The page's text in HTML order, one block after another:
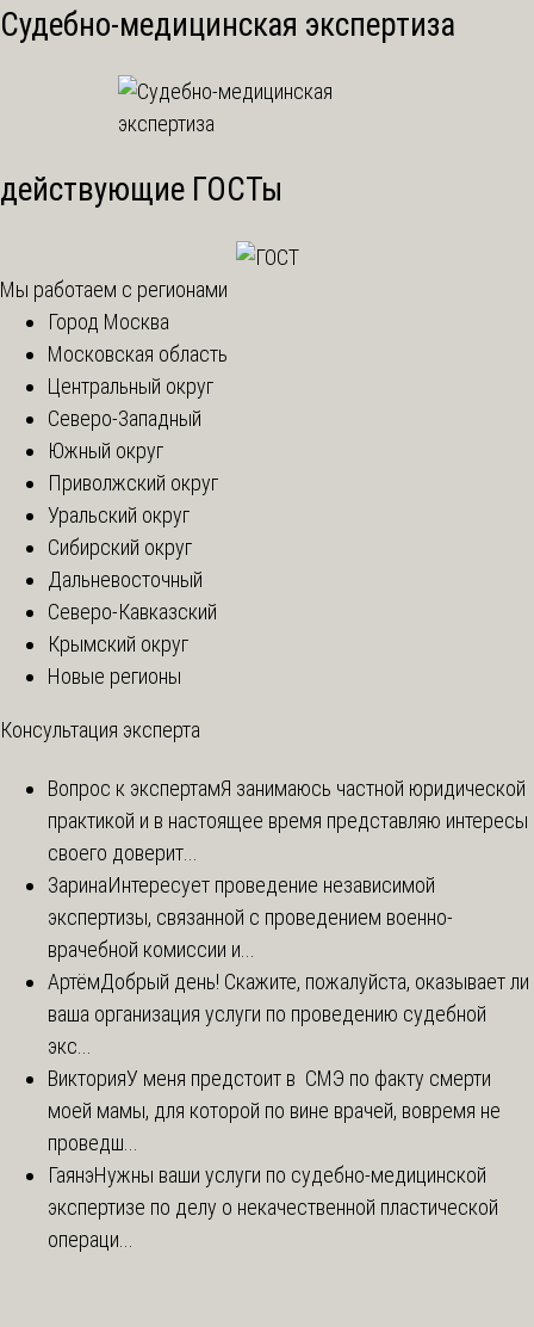
Судебно-медицинская экспертиза
действующие ГОСТы
Мы работаем с регионами
Город Москва
Московская область
Центральный округ
Северо-Западный
Южный округ
Приволжский округ
Уральский округ
Сибирский округ
Дальневосточный
Северо-Кавказский
Крымский округ
Новые регионы
Консультация эксперта
Вопрос к экспертамЯ занимаюсь частной юридической
практикой и в настоящее время представляю интересы
своего доверит...
ЗаринаИнтересует проведение независимой
экспертизы, связанной с проведением военно-
врачебной комиссии и...
АртёмДобрый день! Скажите, пожалуйста, оказывает ли
ваша организация услуги по проведению судебной
экс...
ВикторияУ меня предстоит в СМЭ по факту смерти
моей мамы, для которой по вине врачей, вовремя не
проведш...
ГаянэНужны ваши услуги по судебно-медицинской
экспертизе по делу о некачественной пластической
операци...